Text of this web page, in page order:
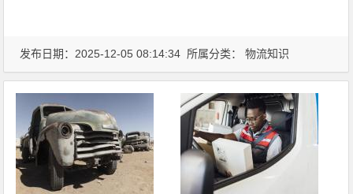
发布日期：2025-12-05 08:14:34 所属分类：物流知识